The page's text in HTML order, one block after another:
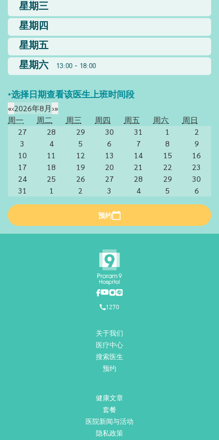
星期三
星期四
星期五
星期六
13:00 - 18:00
*选择日期查看该医生上班时间段
«‹2026年8月›»
周一
周二 周三 周四 周五 周六
周日
27
28 29 30 31 1
2
3
4 5 6 7 8
9
10
11 12 13 14 15
16
17
18 19 20 21 22
23
24
25 26 27 28 29
30
31
1 2 3 4 5 6
预约
1270
关于我们
医疗中心
搜索医生
预约
健康文章
套餐
医院新闻与活动
隐私政策